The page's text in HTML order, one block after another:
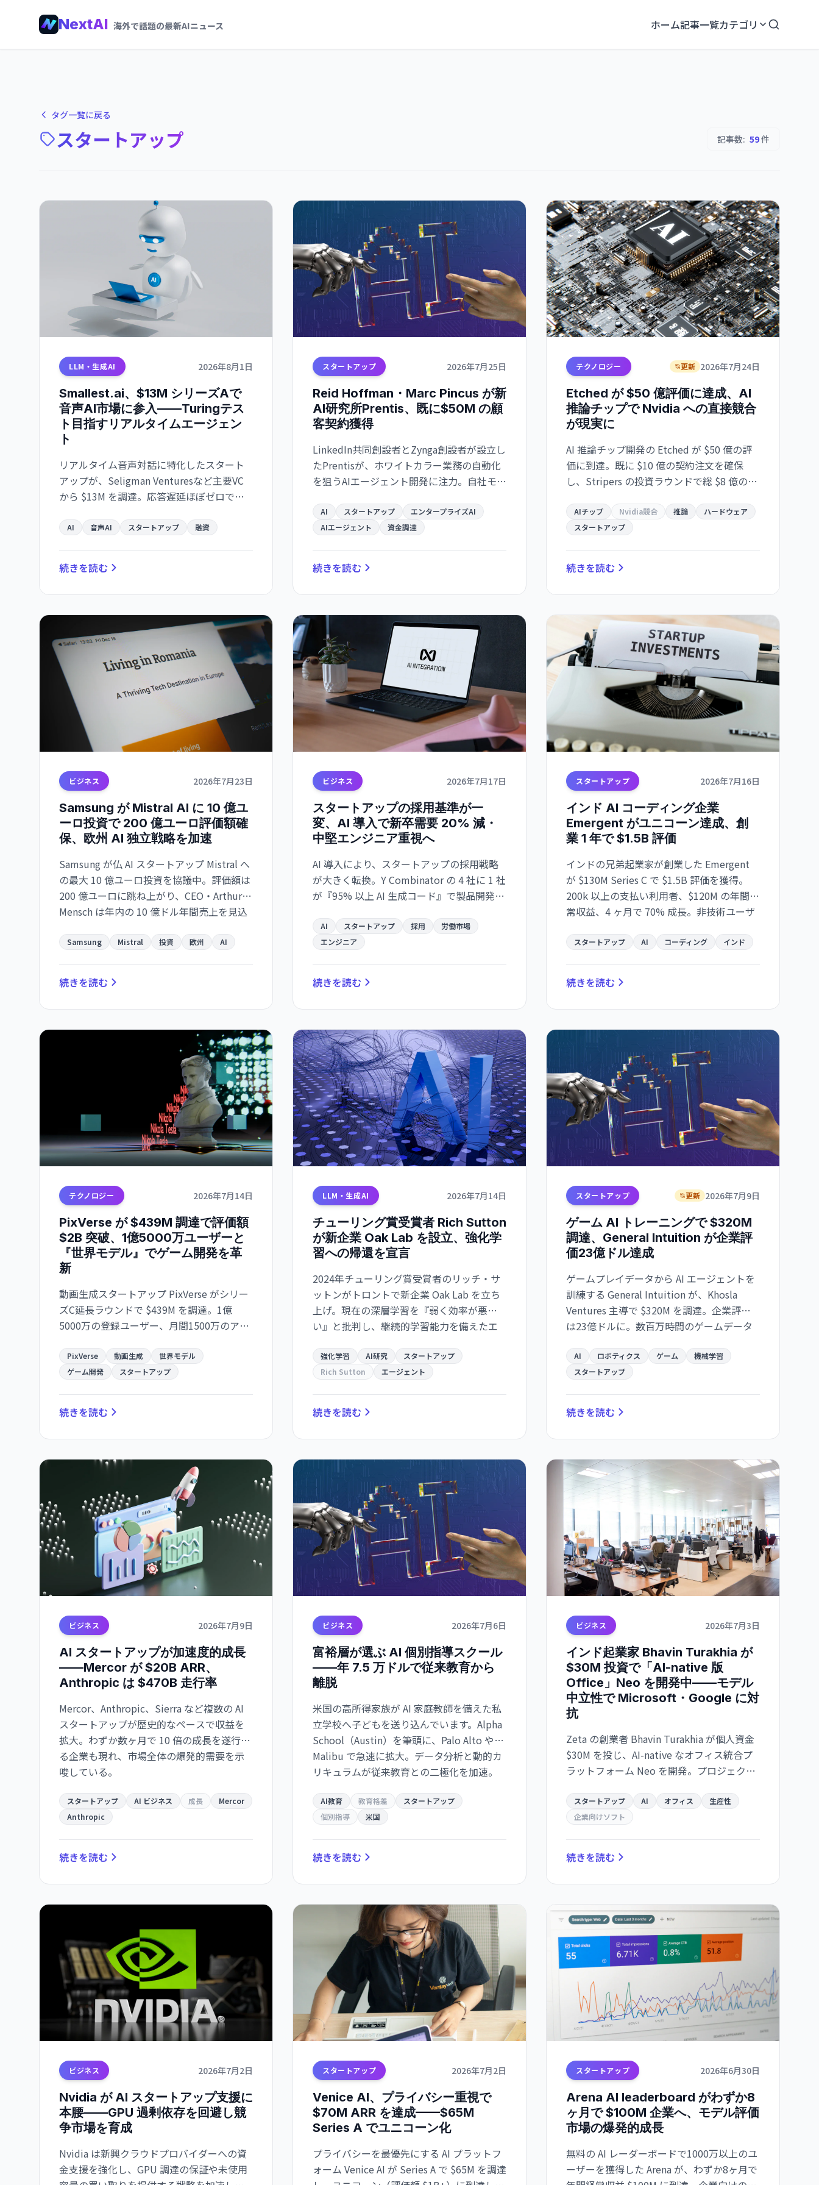
NextAI 海外で話題の最新AIニュース ホーム記事一覧カテゴリ
タグ一覧に戻る
スタートアップ 記事数: 59件
LLM・生成AI 2026年8月1日
Smallest.ai、$13M シリーズAで
音声AI市場に参入——Turingテス
ト目指すリアルタイムエージェン
ト
リアルタイム音声対話に特化したスタート
アップが、Seligman Venturesなど主要VC
から $13M を調達。応答遅延ほぼゼロで、
へ。
AI 音声AI スタートアップ 融資
続きを読む
スタートアップ 2026年7月25日
Reid Hoffman・Marc Pincus が新
AI研究所Prentis、既に$50M の顧
客契約獲得
LinkedIn共同創設者とZynga創設者が設立し
たPrentisが、ホワイトカラー業務の自動化
を狙うAIエージェント開発に注力。自社モデ
し、既に数か月で大手顧客との契約を締
結。
AI スタートアップ
エンタープライズAI
AIエージェント
資金調達
続きを読む
テクノロジー 更新 2026年7月24日
Etched が $50 億評価に達成、AI
推論チップで Nvidia への直接競合
が現実に
AI 推論チップ開発の Etched が $50 億の評
価に到達。既に $10 億の契約注文を確保
し、Stripers の投資ラウンドで総 $8 億の資
ウェアレベルで解決し、Nvidia の独占に風
穴を開ける可能性。
AIチップ Nvidia競合 推論
ハードウェア
スタートアップ
続きを読む
ビジネス 2026年7月23日
Samsung が Mistral AI に 10 億ユ
ーロ投資で 200 億ユーロ評価額確
保、欧州 AI 独立戦略を加速
Samsung が仏 AI スタートアップ Mistral へ
の最大 10 億ユーロ投資を協議中。評価額は
200 億ユーロに跳ね上がり、CEO・Arthur
Mensch は年内の 10 億ドル年間売上を見込
Microsoft 連携拡大の同時進行。
Samsung Mistral 投資 欧州 AI
続きを読む
ビジネス 2026年7月17日
スタートアップの採用基準が一
変、AI 導入で新卒需要 20% 減・
中堅エンジニア重視へ
AI 導入により、スタートアップの採用戦略
が大きく転換。Y Combinator の 4 社に 1 社
が『95% 以上 AI 生成コード』で製品開発
堅エンジニア』へシフト。新卒採用は約
20% 減少し、開発職の労働市場に急速な構
AI スタートアップ 採用
労働市場
エンジニア
続きを読む
スタートアップ 2026年7月16日
インド AI コーディング企業
Emergent がユニコーン達成、創
業 1 年で $1.5B 評価
インドの兄弟起業家が創業した Emergent
が $130M Series C で $1.5B 評価を獲得。
200k 以上の支払い利用者、$120M の年間経
常収益、4 ヶ月で 70% 成長。非技術ユーザ
合プラットフォームが市場で急成長。
スタートアップ AI コーディング インド
続きを読む
テクノロジー 2026年7月14日
PixVerse が $439M 調達で評価額
$2B 突破、1億5000万ユーザーと
『世界モデル』でゲーム開発を革
新
動画生成スタートアップ PixVerse がシリー
ズC延長ラウンドで $439M を調達。1億
5000万の登録ユーザー、月間1500万のアク
ーム開発向けの R-Series ワールドモデルで
業界をリードする。
PixVerse 動画生成
世界モデル
ゲーム開発
スタートアップ
続きを読む
LLM・生成AI 2026年7月14日
チューリング賞受賞者 Rich Sutton
が新企業 Oak Lab を設立、強化学
習への帰還を宣言
2024年チューリング賞受賞者のリッチ・サ
ットンがトロントで新企業 Oak Lab を立ち
上げ。現在の深層学習を『弱く効率が悪
い』と批判し、継続的学習能力を備えたエ
強化学習 AI研究
スタートアップ
Rich Sutton
エージェント
続きを読む
スタートアップ 更新 2026年7月9日
ゲーム AI トレーニングで $320M
調達、General Intuition が企業評
価23億ドル達成
ゲームプレイデータから AI エージェントを
訓練する General Intuition が、Khosla
Ventures 主導で $320M を調達。企業評価
は23億ドルに。数百万時間のゲームデータ
集めている。
AI ロボティクス ゲーム
機械学習
スタートアップ
続きを読む
ビジネス 2026年7月9日
AI スタートアップが加速度的成長
——Mercor が $20B ARR、
Anthropic は $470B 走行率
Mercor、Anthropic、Sierra など複数の AI
スタートアップが歴史的なペースで収益を
拡大。わずか数ヶ月で 10 倍の成長を遂行す
る企業も現れ、市場全体の爆発的需要を示
唆している。
スタートアップ AI ビジネス 成長
Mercor
Anthropic
続きを読む
ビジネス 2026年7月6日
富裕層が選ぶ AI 個別指導スクール
——年 7.5 万ドルで従来教育から
離脱
米国の高所得家族が AI 家庭教師を備えた私
立学校へ子どもを送り込んでいます。Alpha
School（Austin）を筆頭に、Palo Alto や
Malibu で急速に拡大。データ分析と動的カ
リキュラムが従来教育との二極化を加速。
AI教育 教育格差
スタートアップ
個別指導
米国
続きを読む
ビジネス 2026年7月3日
インド起業家 Bhavin Turakhia が
$30M 投資で「AI-native 版
Office」Neo を開発中——モデル
中立性で Microsoft・Google に対
抗
Zeta の創業者 Bhavin Turakhia が個人資金
$30M を投じ、AI-native なオフィス統合プ
ラットフォーム Neo を開発。プロジェクト
能を1つに統合し、ユーザーが任意の AI モ
デルを選択できる設計が特徴。
スタートアップ AI オフィス
生産性
企業向けソフト
続きを読む
ビジネス 2026年7月2日
Nvidia が AI スタートアップ支援に
本腰——GPU 過剰依存を回避し競
争市場を育成
Nvidia は新興クラウドプロバイダーへの資
金支援を強化し、GPU 調達の保証や未使用
スタートアップ 2026年7月2日
Venice AI、プライバシー重視で
$70M ARR を達成——$65M
Series A でユニコーン化
プライバシーを最優先にする AI プラットフ
ォーム Venice AI が Series A で $65M を調達
スタートアップ 2026年6月30日
Arena AI leaderboard がわずか8
ヶ月で $100M 企業へ、モデル評価
市場の爆発的成長
無料の AI レーダーボードで1000万以上のユ
ーザーを獲得した Arena が、わずか8ヶ月で